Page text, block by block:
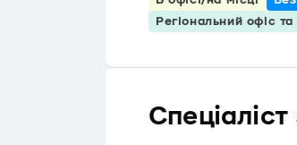
Регіональний офіс та